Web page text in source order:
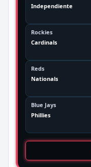
Independiente
Rockies
Cardinals
Reds
Nationals
Blue Jays
Phillies